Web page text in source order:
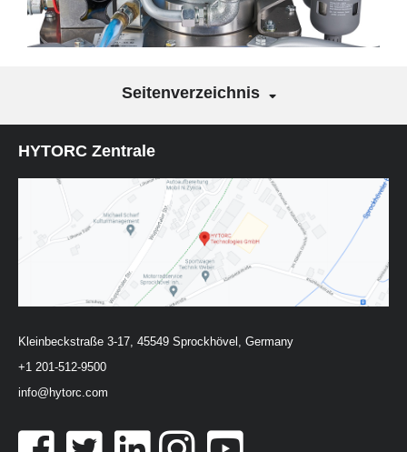
Seitenverzeichnis
HYTORC Zentrale
Kleinbeckstraße 3-17, 45549 Sprockhövel, Germany
+1 201-512-9500
info@hytorc.com